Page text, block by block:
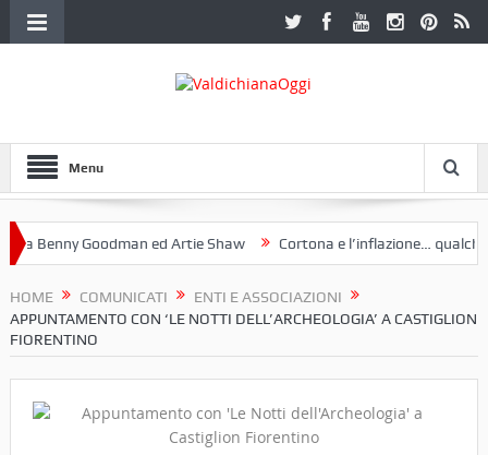
Menu
Benny Goodman ed Artie Shaw Cortona e l’inflazione… qualche
HOME COMUNICATI
ENTI E ASSOCIAZIONI
APPUNTAMENTO CON ‘LE NOTTI DELL’ARCHEOLOGIA’ A CASTIGLION
FIORENTINO